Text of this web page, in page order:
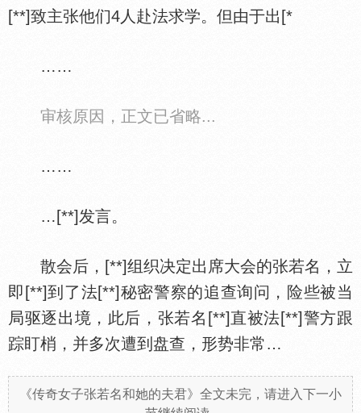
[**]致主张他们4人赴法求学。但由于出[*
……
审核原因，正文已省略...
……
…[**]发言。
散会后，[**]组织决定出席大会的张若名，立
即[**]到了法[**]秘密警察的追查询问，险些被当
局驱逐出境，此后，张若名[**]直被法[**]警方跟
踪盯梢，并多次遭到盘查，形势非常…
《传奇女子张若名和她的夫君》全文未完，请进入下一小